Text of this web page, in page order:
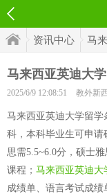
资讯中心 马
马来西亚英迪大
2025/6/9 12:08:51 教外新
马来西亚英迪大学留
科，本科毕业生可申请
思需5.5~6.0分，硕士
课程； 马来西亚英迪大
成绩单、语言考试成